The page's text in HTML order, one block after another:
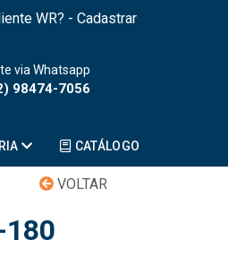
WR? - Cadastrar
via Whatsapp
98474-7056
CATÁLOGO
VOLTAR
180